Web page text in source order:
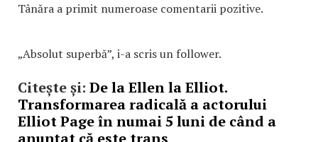
Tânăra a primit numeroase comentarii pozitive.
„Absolut superbă”, i-a scris un follower.
Citește și: De la Ellen la Elliot.
Transformarea radicală a actorului
Elliot Page în numai 5 luni de când a